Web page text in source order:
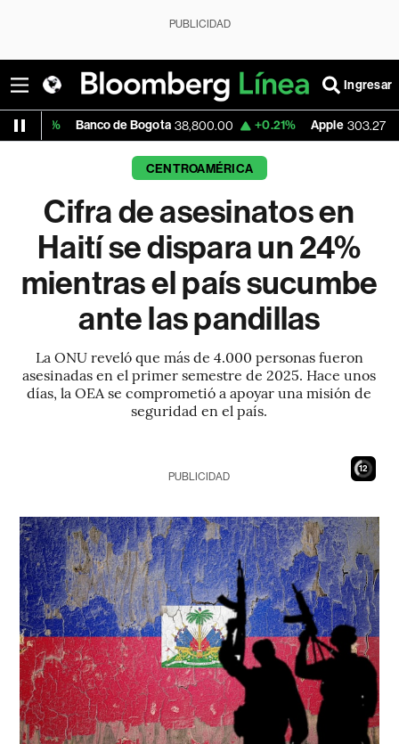
PUBLICIDAD
Ingresar
de Bogota 38,800.00 +0.21% Apple 303.27 -1.74%
CENTROAMÉRICA
Cifra de asesinatos en
Haití se dispara un 24%
mientras el país sucumbe
ante las pandillas
La ONU reveló que más de 4.000 personas fueron
asesinadas en el primer semestre de 2025. Hace unos
días, la OEA se comprometió a apoyar una misión de
seguridad en el país.
11
PUBLICIDAD